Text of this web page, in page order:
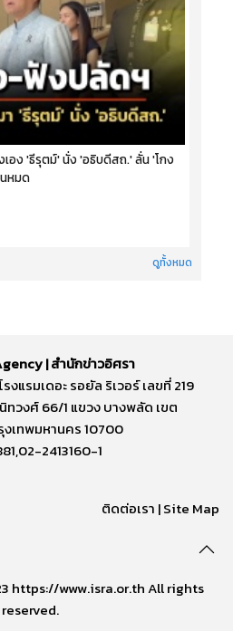
อง 'ธีรุตม์' นั่ง 'อธิบดีสถ.' ลั่น 'โกง
หมด
ดูทั้งหมด
| สำนักข่าวอิศรา
งแรมเดอะ รอยัล ริเวอร์ เลขที่ 219
วงศ์ 66/1 แขวง บางพลัด เขต
เทพมหานคร 10700
2413160-1
ติดต่อเรา |Site Map
https://www.isra.or.th All rights
reserved.